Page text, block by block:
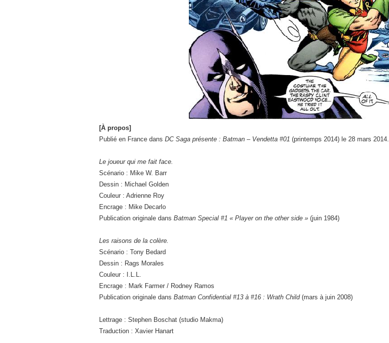
[À propos]
Publié en France dans DC Saga présente : Batman – Vendetta #01 (printemps 2014) le 28 mars 2014.
Le joueur qui me fait face.
Scénario : Mike W. Barr
Dessin : Michael Golden
Couleur : Adrienne Roy
Encrage : Mike Decarlo
Publication originale dans Batman Special #1 « Player on the other side » (juin 1984)
Les raisons de la colère.
Scénario : Tony Bedard
Dessin : Rags Morales
Couleur : I.L.L.
Encrage : Mark Farmer / Rodney Ramos
Publication originale dans Batman Confidential #13 à #16 : Wrath Child(mars à juin 2008)
Lettrage : Stephen Boschat (studio Makma)
Traduction : Xavier Hanart